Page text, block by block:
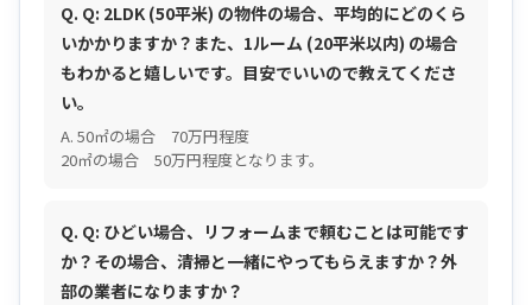
Q. Q: 2LDK (50平米) の物件の場合、平均的にどのくら
いかかりますか？また、1ルーム (20平米以内) の場合
もわかると嬉しいです。目安でいいので教えてくださ
い。
A. 50㎡の場合 70万円程度
20㎡の場合 50万円程度となります。
Q. Q: ひどい場合、リフォームまで頼むことは可能です
か？その場合、清掃と一緒にやってもらえますか？外
部の業者になりますか？